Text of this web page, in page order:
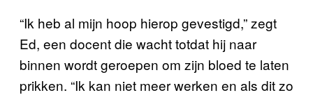
“Ik heb al mijn hoop hierop gevestigd,” zegt
Ed, een docent die wacht totdat hij naar
binnen wordt geroepen om zijn bloed te laten
prikken. “Ik kan niet meer werken en als dit zo